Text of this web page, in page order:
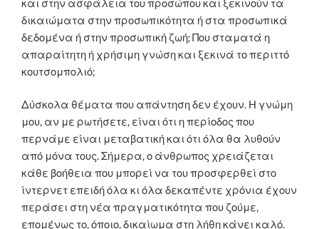
και στην ασφάλεια του προσώπου και ξεκινούν τα
δικαιώματα στην προσωπικότητα ή στα προσωπικά
δεδομένα ή στην προσωπική ζωή; Που σταματά η
απαραίτητη ή χρήσιμη γνώση και ξεκινά το περιττό
κουτσομπολιό;
Δύσκολα θέματα που απάντηση δεν έχουν. Η γνώμη
μου, αν με ρωτήσετε, είναι ότι η περίοδος που
περνάμε είναι μεταβατική και ότι όλα θα λυθούν
από μόνα τους. Σήμερα, ο άνθρωπος χρειάζεται
κάθε βοήθεια που μπορεί να του προσφερθεί στο
ίντερνετ επειδή όλα κι όλα δεκαπέντε χρόνια έχουν
περάσει στη νέα πραγματικότητα που ζούμε,
επομένως το, όποιο, δικαίωμα στη λήθη κάνει καλό.